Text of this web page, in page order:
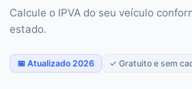
Calcule o IPVA do seu veículo
estado.
📅 Atualizado 2026 ✓ Gratuito e sem